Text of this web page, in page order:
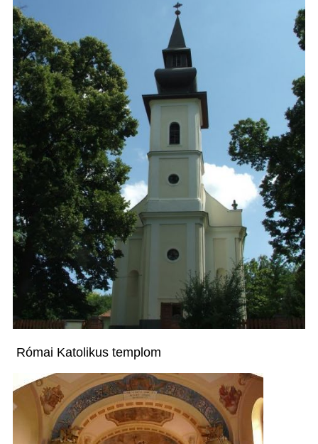
Római Katolikus templom